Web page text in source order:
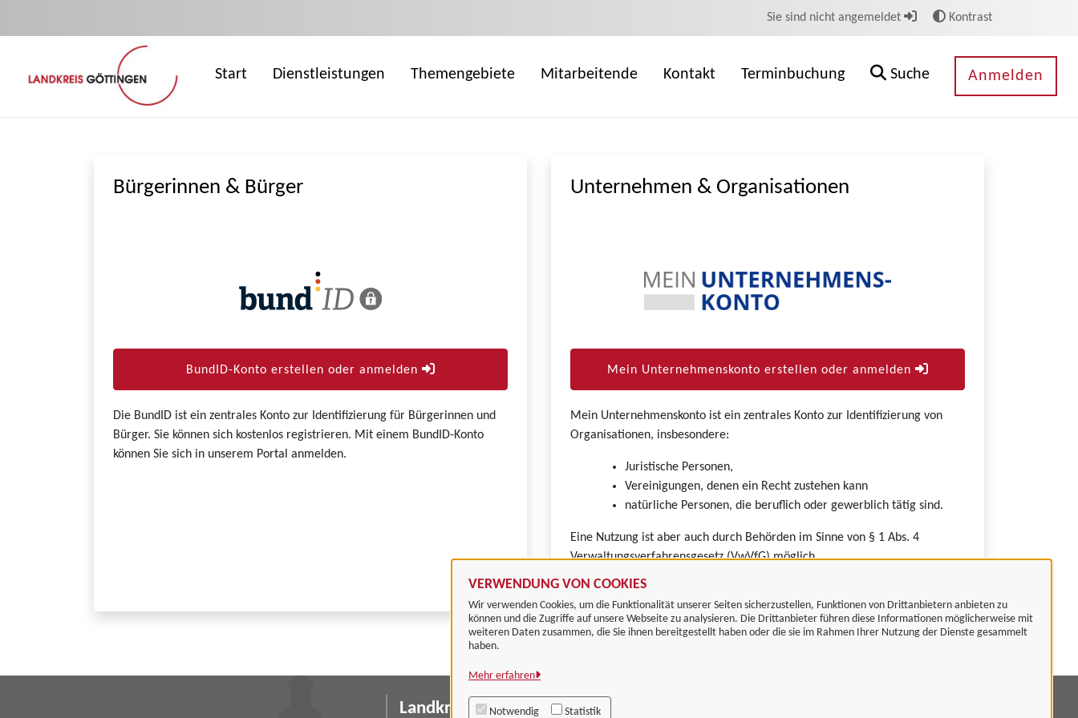
VERWENDUNG VON COOKIES
Wir verwenden Cookies, um die Funktionalität unserer Seiten sicherzustellen, Funktionen von Drittanbietern anbieten zu
können und die Zugriffe auf unsere Webseite zu analysieren. Die Drittanbieter führen diese Informationen möglicherweise mit
weiteren Daten zusammen, die Sie ihnen bereitgestellt haben oder die sie im Rahmen Ihrer Nutzung der Dienste gesammelt
haben.
Mehr erfahren
Notwendig Statistik
Sie sind nicht angemeldet Kontrast
Start Dienstleistungen Themengebiete Mitarbeitende Kontakt Terminbuchung Suche Anmelden
Bürgerinnen & Bürger
BundID-Konto erstellen oder anmelden
Die BundID ist ein zentrales Konto zur Identifizierung für Bürgerinnen und
Bürger. Sie können sich kostenlos registrieren. Mit einem BundID-Konto
können Sie sich in unserem Portal anmelden.
Unternehmen & Organisationen
Mein Unternehmenskonto erstellen oder anmelden
Mein Unternehmenskonto ist ein zentrales Konto zur Identifizierung von
Organisationen, insbesondere:
Juristische Personen,
Vereinigungen, denen ein Recht zustehen kann
natürliche Personen, die beruflich oder gewerblich tätig sind.
Eine Nutzung ist aber auch durch Behörden im Sinne von § 1 Abs. 4
Verwaltungsverfahrensgesetz (VwVfG) möglich.
Landkreis Göttingen